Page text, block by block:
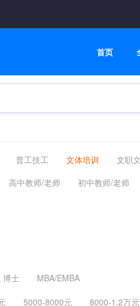
首页
普工技工 文体培训
文职
勤 网络通信 机械仪表
高中教师/老师
初中教师/老师
博士
MBA/EMBA
5000-8000元
8000-1.2万元